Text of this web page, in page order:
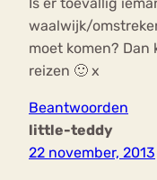
waalwijk/
moet komen?
reizen 🙂 x
Beantwoorden
little-teddy
22 november, 2013